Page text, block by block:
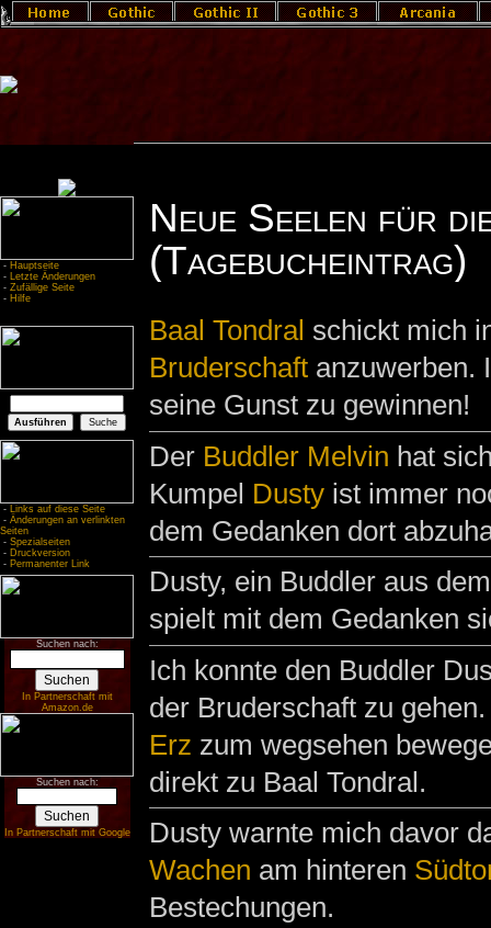
- Hauptseite
- Letzte Änderungen
- Zufällige Seite
- Hilfe
- Links auf diese Seite
- Änderungen an verlinkten
Seiten
- Spezialseiten
- Druckversion
- Permanenter Link
Suchen nach:
In Partnerschaft mit
Amazon.de
Suchen nach:
In Partnerschaft mit Google
Neue Seelen für
(Tagebucheintrag)
Baal Tondral schickt mich
Bruderschaftanzuwerben.
seine Gunst zu gewinnen!
Der Buddler Melvin hat
Kumpel Dustyist immer
dem Gedanken dort
Dusty, ein Buddler aus
spielt mit dem Gedanken
Ich konnte den Buddler
der Bruderschaft zu
Erz zum wegsehen
direkt zu Baal Tondral.
Dusty warnte mich davor
Wachen am hinteren
Bestechungen.